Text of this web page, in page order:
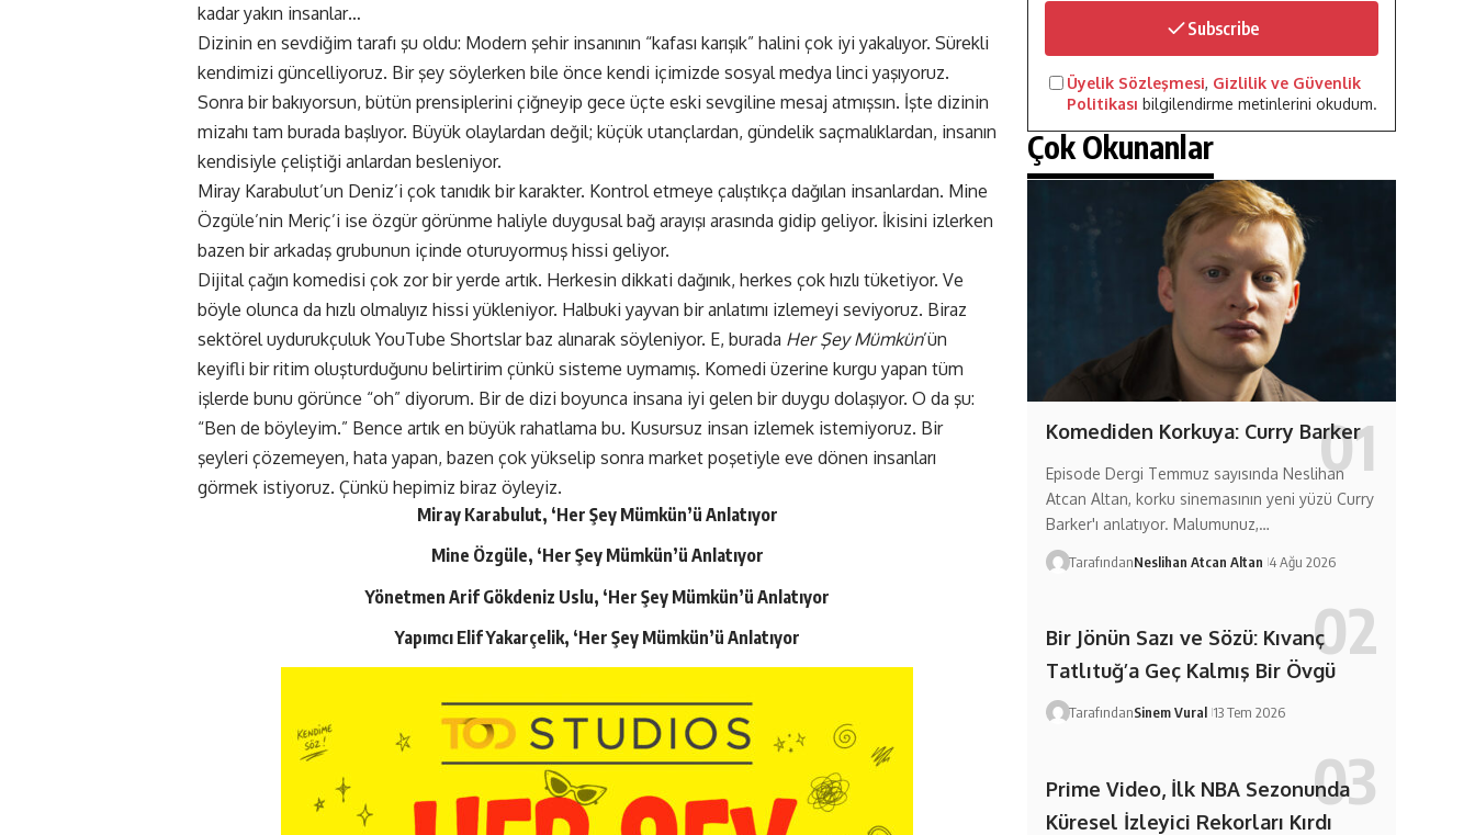
kadar yakın insanlar…
Dizinin en sevdiğim tarafı şu oldu: Modern şehir insanının “kafası karışık” halini çok iyi yakalıyor. Sürekli
kendimizi güncelliyoruz. Bir şey söylerken bile önce kendi içimizde sosyal medya linci yaşıyoruz.
Sonra bir bakıyorsun, bütün prensiplerini çiğneyip gece üçte eski sevgiline mesaj atmışsın. İşte dizinin
mizahı tam burada başlıyor. Büyük olaylardan değil; küçük utançlardan, gündelik saçmalıklardan, insanın
kendisiyle çeliştiği anlardan besleniyor.
Miray Karabulut’un Deniz’i çok tanıdık bir karakter. Kontrol etmeye çalıştıkça dağılan insanlardan. Mine
Özgüle’nin Meriç’i ise özgür görünme haliyle duygusal bağ arayışı arasında gidip geliyor. İkisini izlerken
bazen bir arkadaş grubunun içinde oturuyormuş hissi geliyor.
Dijital çağın komedisi çok zor bir yerde artık. Herkesin dikkati dağınık, herkes çok hızlı tüketiyor. Ve
böyle olunca da hızlı olmalıyız hissi yükleniyor. Halbuki yayvan bir anlatımı izlemeyi seviyoruz. Biraz
sektörel uydurukçuluk YouTube Shortslar baz alınarak söyleniyor. E, burada Her Şey Mümkün’ün
keyifli bir ritim oluşturduğunu belirtirim çünkü sisteme uymamış. Komedi üzerine kurgu yapan tüm
işlerde bunu görünce “oh” diyorum. Bir de dizi boyunca insana iyi gelen bir duygu dolaşıyor. O da şu:
“Ben de böyleyim.” Bence artık en büyük rahatlama bu. Kusursuz insan izlemek istemiyoruz. Bir
şeyleri çözemeyen, hata yapan, bazen çok yükselip sonra market poşetiyle eve dönen insanları
görmek istiyoruz. Çünkü hepimiz biraz öyleyiz.
Miray Karabulut, ‘Her Şey Mümkün’ü Anlatıyor
Mine Özgüle, ‘Her Şey Mümkün’ü Anlatıyor
Yönetmen Arif Gökdeniz Uslu, ‘Her Şey Mümkün’ü Anlatıyor
Yapımcı Elif Yakarçelik, ‘Her Şey Mümkün’ü Anlatıyor
Subscribe
Üyelik Sözleşmesi, Gizlilik ve Güvenlik
Politikası bilgilendirme metinlerini okudum.
Çok Okunanlar
Komediden Korkuya: Curry Barker
Episode Dergi Temmuz sayısında Neslihan
Atcan Altan, korku sinemasının yeni yüzü Curry
Barker'ı anlatıyor. Malumunuz,…
TarafındanNeslihan Atcan Altan 4 Ağu 2026
Bir Jönün Sazı ve Sözü: Kıvanç
Tatlıtuğ’a Geç Kalmış Bir Övgü
TarafındanSinem Vural 13 Tem 2026
Prime Video, İlk NBA Sezonunda
Küresel İzleyici Rekorları Kırdı